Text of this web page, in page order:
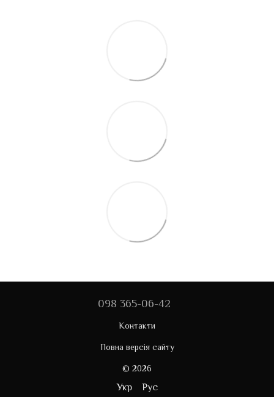
098 365-06-42
Контакти
Повна версія сайту
© 2026
Укр Рус